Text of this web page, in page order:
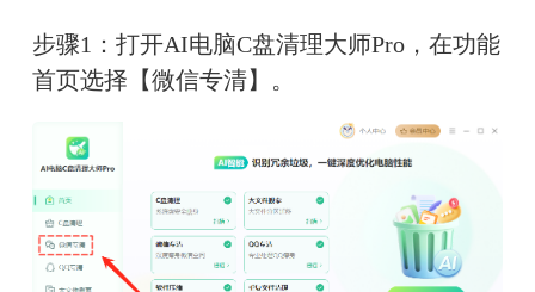
步骤1：打开AI电脑C盘清理大师Pro，在功能
首页选择【微信专清】。